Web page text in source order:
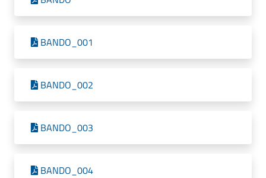
BANDO_001
BANDO_002
BANDO_003
BANDO_004